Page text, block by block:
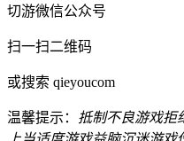
切游微信公众号
扫一扫二维码
或搜索 qieyoucom
温馨提示： 抵制不良游戏拒